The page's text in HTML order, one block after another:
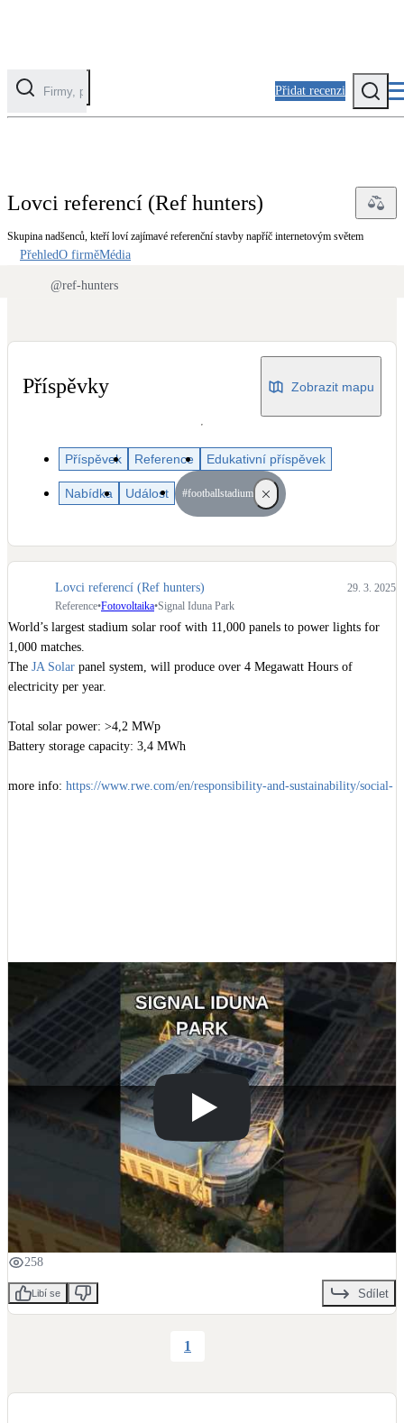
Přidat recenzi
Solární ohřev vody
Tepelná čerpadla
Solární termický systém
Na přípravu teplé vody i přitápění
Větrání s rekuperací
Teplovzdušné vytápění
Novostavby
Stínicí technika
Žaluzie, markýzy, pergoly
Rekuperace tepla odpadní vody
Šedá i černá odpadní voda
Kamna / krby
Doplňkové zdroje vytápění
LED osvětlení
Retence deštové vody
Lovci referencí (Ref hunters)
Skupina nadšenců, kteří loví zajímavé referenční stavby napříč internetovým světem
PřehledO firměMédia
@ref-hunters
Příspěvky Zobrazit mapu
Příspěvek Reference Edukativní příspěvek
Nabídka Událost #footballstadium
Lovci referencí (Ref hunters)
29. 3. 2025
Reference•Fotovoltaika•Signal Iduna Park
World’s largest stadium solar roof with 11,000 panels to power lights for
1,000 matches.
The JA Solar panel system, will produce over 4 Megawatt Hours of
electricity per year.
Total solar power: >4,2 MWp
Battery storage capacity: 3,4 MWh
more info: https://www.rwe.com/en/responsibility-and-sustainability/social-
258
Libí se Sdílet
1